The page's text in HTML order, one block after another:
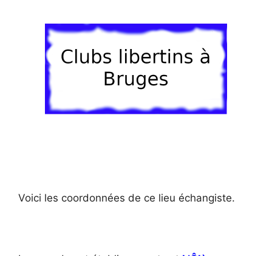
Voici les coordonnées de ce lieu échangiste.